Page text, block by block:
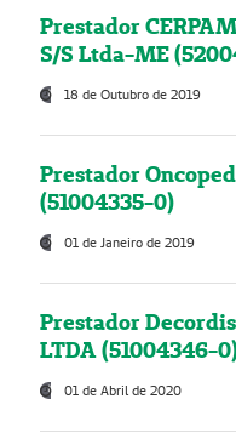
Prestador
S/S Ltda-ME
18 de Outubro de 2019
Prestador
(51004335-0)
01 de Janeiro de 2019
Prestador
LTDA (51004346-
01 de Abril de 2020